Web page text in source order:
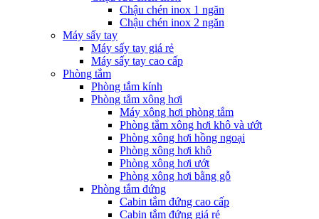
Chậu chén inox 1 ngăn
Chậu chén inox 2 ngăn
Máy sấy tay
Máy sấy tay giá rẻ
Máy sấy tay cao cấp
Phòng tắm
Phòng tắm kính
Phòng tắm xông hơi
Máy xông hơi phòng tắm
Phòng tắm xông hơi khô và ướt
Phòng xông hơi hồng ngoại
Phòng xông hơi khô
Phòng xông hơi ướt
Phòng xông hơi bằng gỗ
Phòng tắm đứng
Cabin tắm đứng cao cấp
Cabin tắm đứng giá rẻ